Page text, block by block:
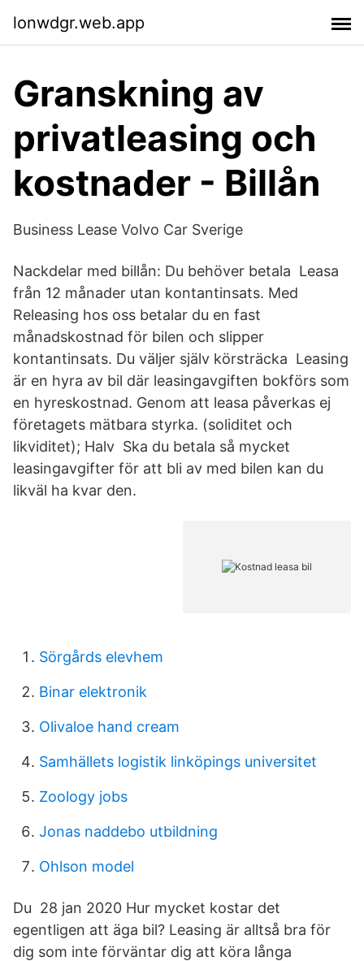
lonwdgr.web.app
Granskning av
privatleasing och
kostnader - Billån
Business Lease Volvo Car Sverige
Nackdelar med billån: Du behöver betala Leasa
från 12 månader utan kontantinsats. Med
Releasing hos oss betalar du en fast
månadskostnad för bilen och slipper
kontantinsats. Du väljer själv körsträcka Leasing
är en hyra av bil där leasingavgiften bokförs som
en hyreskostnad. Genom att leasa påverkas ej
företagets mätbara styrka. (soliditet och
likviditet); Halv Ska du betala så mycket
leasingavgifter för att bli av med bilen kan du
likväl ha kvar den.
Sörgårds elevhem
Binar elektronik
Olivaloe hand cream
Samhällets logistik linköpings universitet
Zoology jobs
Jonas naddebo utbildning
Ohlson model
Du 28 jan 2020 Hur mycket kostar det
egentligen att äga bil? Leasing är alltså bra för
dig som inte förväntar dig att köra långa